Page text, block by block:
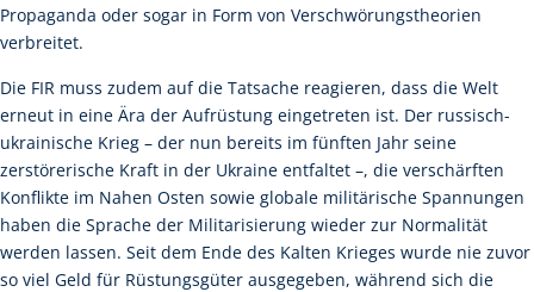
Propaganda oder sogar in Form von Verschwörungstheorien
verbreitet.
Die FIR muss zudem auf die Tatsache reagieren, dass die Welt
erneut in eine Ära der Aufrüstung eingetreten ist. Der russisch-
ukrainische Krieg – der nun bereits im fünften Jahr seine
zerstörerische Kraft in der Ukraine entfaltet –, die verschärften
Konflikte im Nahen Osten sowie globale militärische Spannungen
haben die Sprache der Militarisierung wieder zur Normalität
werden lassen. Seit dem Ende des Kalten Krieges wurde nie zuvor
so viel Geld für Rüstungsgüter ausgegeben, während sich die